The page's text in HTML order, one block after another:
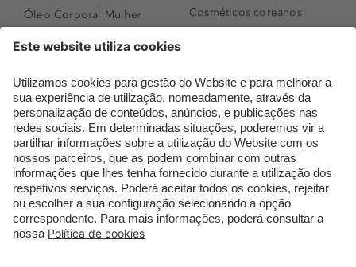
Óleo Corporal Mulher
Sérum de Rosto
Body mist & Spray
corporal
Produtos para Cabelo
Homem
Espuma de Limpeza
Facial
Dermocosmética
Cosméticos coreanos
Perfumes árabes
Novidades
Melhores Perfumes
Femininos
TOP 10: Perfumes
Masculinos
Pestanas Postiças
Creme Rosto Homem